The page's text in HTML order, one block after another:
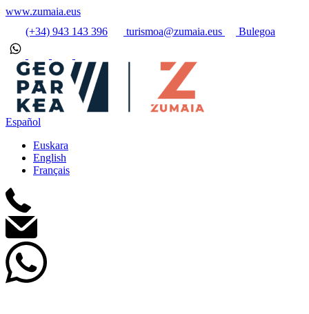
www.zumaia.eus
(+34) 943 143 396
turismoa@zumaia.eus Bulegoa
Español
Euskara
English
Français